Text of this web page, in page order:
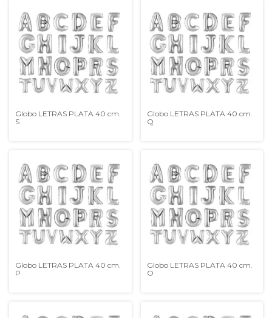
Globo LETRAS PLATA 40 cm.
S
Globo LETRAS PLATA 40 cm.
Q
Globo LETRAS PLATA 40 cm.
P
Globo LETRAS PLATA 40 cm.
O